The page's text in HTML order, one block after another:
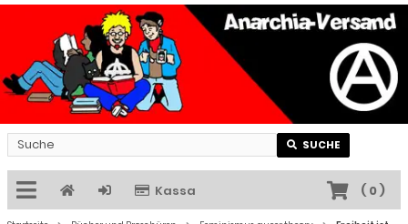
SUCHE
Kassa ( 0)